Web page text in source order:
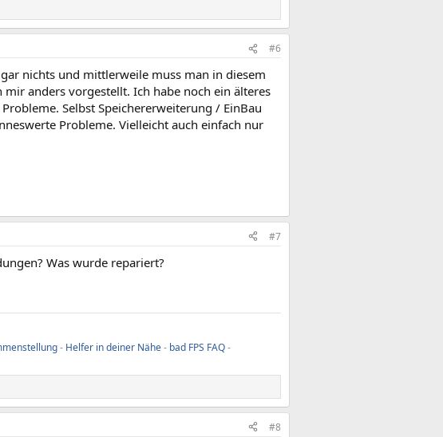
#6
nichts und mittlerweile muss man in diesem
mir anders vorgestellt. Ich habe noch ein älteres
Selbst Speichererweiterung / EinBau
Probleme. Vielleicht auch einfach nur
#7
Was wurde repariert?
- Helfer in deiner Nähe- bad FPS FAQ-
#8